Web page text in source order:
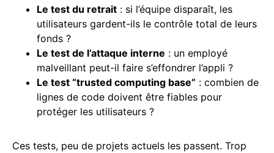
Le test du retrait : si l’équipe disparaît, les
utilisateurs gardent-ils le contrôle total de leurs
fonds ?
Le test de l’attaque interne : un employé
malveillant peut-il faire s’effondrer l’appli ?
Le test “trusted computing base” : combien de
lignes de code doivent être fiables pour
protéger les utilisateurs ?
Ces tests, peu de projets actuels les passent. Trop